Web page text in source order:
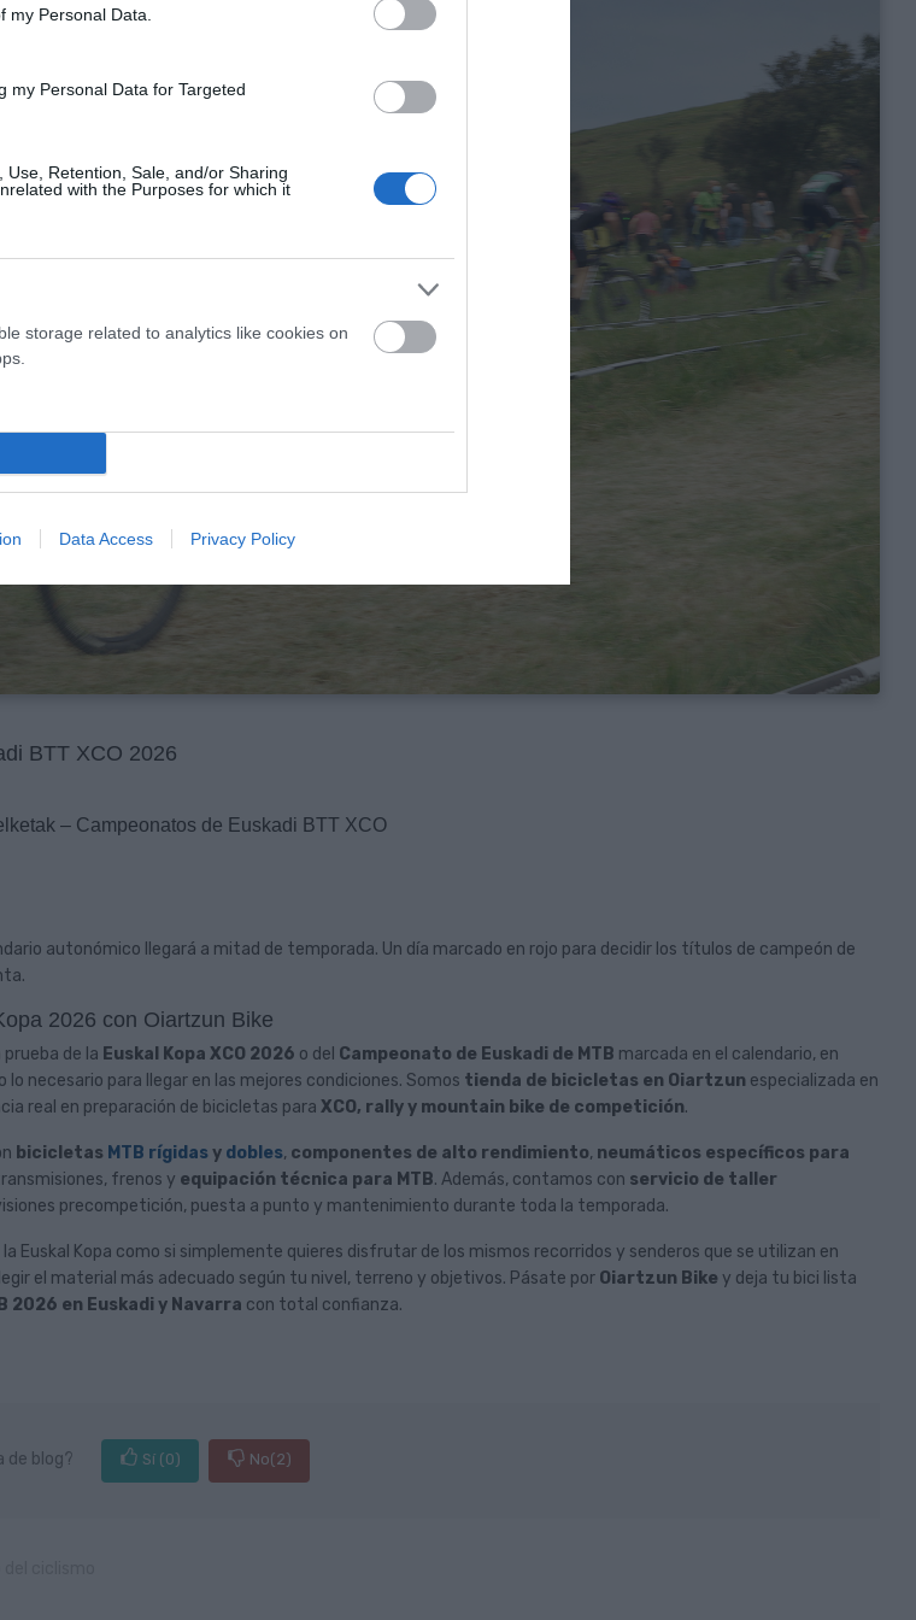
my Personal Data.
my Personal Data for Targeted
Retention, Sale, and/or Sharing
with the Purposes for which it
storage related to analytics like cookies on
Data Access Privacy Policy
BTT XCO 2026
– Campeonatos de Euskadi BTT XCO
autonómico llegará a mitad de temporada. Un día marcado en rojo para decidir los títulos de campeón de
2026 con Oiartzun Bike
de la Euskal Kopa XCO 2026 o del Campeonato de Euskadi de MTB marcada en el calendario, en
necesario para llegar en las mejores condiciones. Somos tienda de bicicletas en Oiartzun especializada en
real en preparación de bicicletas para XCO, rally y mountain bike de competición.
bicicletas MTB rígidasy dobles, componentes de alto rendimiento, neumáticos específicos para
frenos y equipación técnica para MTB. Además, contamos con servicio de taller
precompetición, puesta a punto y mantenimiento durante toda la temporada.
Euskal Kopa como si simplemente quieres disfrutar de los mismos recorridos y senderos que se utilizan en
el material más adecuado según tu nivel, terreno y objetivos. Pásate por Oiartzun Bike y deja tu bici lista
2026 en Euskadi y Navarra con total confianza.
de blog? Sí (0) No(2)